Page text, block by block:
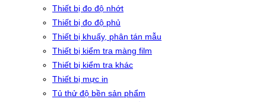
Thiết bị đo độ nhớt
Thiết bị đo độ phủ
Thiết bị khuấy, phân tán mẫu
Thiết bị kiểm tra màng film
Thiết bị kiểm tra khác
Thiết bị mực in
Tủ thử độ bền sản phẩm